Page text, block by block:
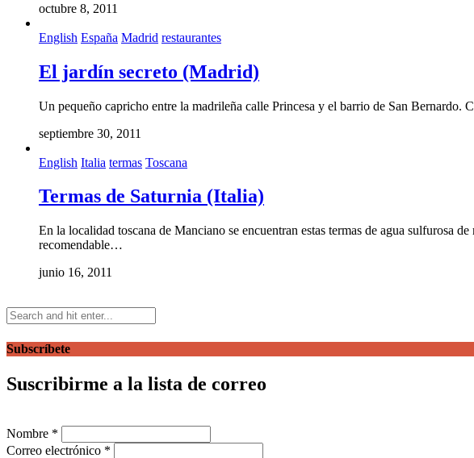
octubre 8, 2011
English España Madrid restaurantes
El jardín secreto (Madrid)
Un pequeño capricho entre la madrileña calle Princesa y el barrio de San Bernardo.
septiembre 30, 2011
English Italia termas Toscana
Termas de Saturnia (Italia)
En la localidad toscana de Manciano se encuentran estas termas de agua sulfurosa
recomendable…
junio 16, 2011
Subscríbete
Suscribirme a la lista de correo
Nombre *
Correo electrónico *